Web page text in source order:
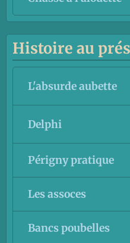
Histoire au
L'absurde aubette
Delphi
Périgny pratique
Les assoces
Bancs poubelles